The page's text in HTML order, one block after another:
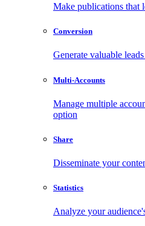
Make publications that
Conversion
Generate valuable
Multi-Accounts
Manage multiple
option
Share
Disseminate your
Statistics
Analyze your